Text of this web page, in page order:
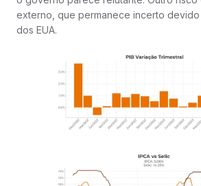
externo, que permanece incerto devido
dos EUA.